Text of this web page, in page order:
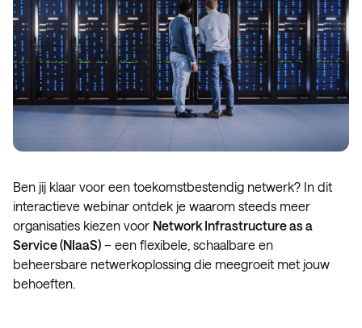
Ben jij klaar voor een toekomstbestendig netwerk? In dit
interactieve webinar ontdek je waarom steeds meer
organisaties kiezen voor Network Infrastructure as a
Service (NIaaS) – een flexibele, schaalbare en
beheersbare netwerkoplossing die meegroeit met jouw
behoeften.